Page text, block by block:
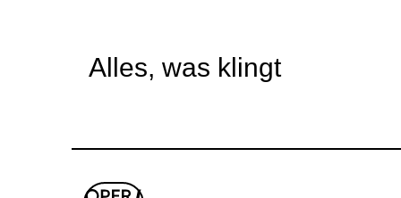
Alles, was klingt